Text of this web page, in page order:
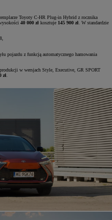
Toyoty C-HR Plug-in Hybrid z rocznika
40 000 zł kosztuje 145 900 zł. W standardzie
pojazdu z funkcją automatycznego hamowania
w wersjach Style, Executive, GR SPORT
zł.